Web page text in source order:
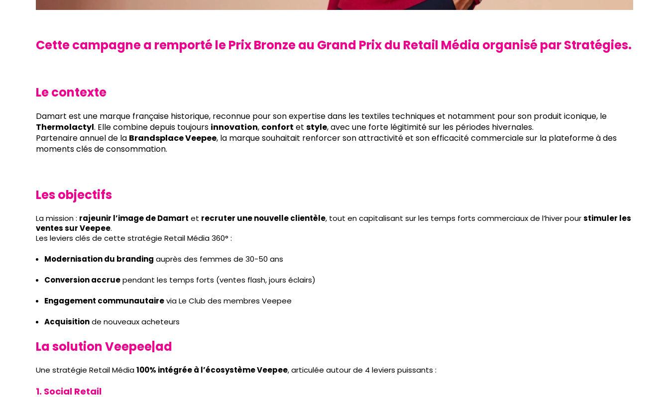
Cette campagne a remporté le Prix Bronze au Grand Prix du Retail Média organisé par Stratégies.
Le contexte
Damart est une marque française historique, reconnue pour son expertise dans les textiles techniques et notamment pour son produit iconique, le
Thermolactyl. Elle combine depuis toujours innovation, confort et style, avec une forte légitimité sur les périodes hivernales.
Partenaire annuel de la Brandsplace Veepee, la marque souhaitait renforcer son attractivité et son efficacité commerciale sur la plateforme à des
moments clés de consommation.
Les objectifs
La mission : rajeunir l’image de Damart et recruter une nouvelle clientèle, tout en capitalisant sur les temps forts commerciaux de l’hiver pourstimuler les
ventes sur Veepee.
Les leviers clés de cette stratégie Retail Média 360° :
Modernisation du branding auprès des femmes de 30-50 ans
Conversion accruependant les temps forts (ventes flash, jours éclairs)
Engagement communautairevia Le Club des membres Veepee
Acquisitionde nouveaux acheteurs
La solution Veepee|ad
Une stratégie Retail Média100% intégrée à l’écosystème Veepee, articulée autour de 4 leviers puissants :
1. Social Retail